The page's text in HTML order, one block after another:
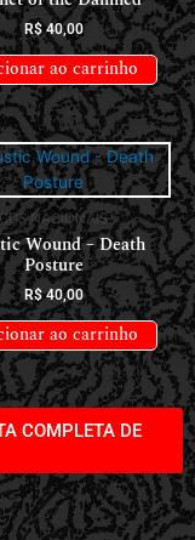
R$40,00
ao carrinho
CDS NACIONAIS
Wound – Death
Posture
R$40,00
ao carrinho
COMPLETA DE